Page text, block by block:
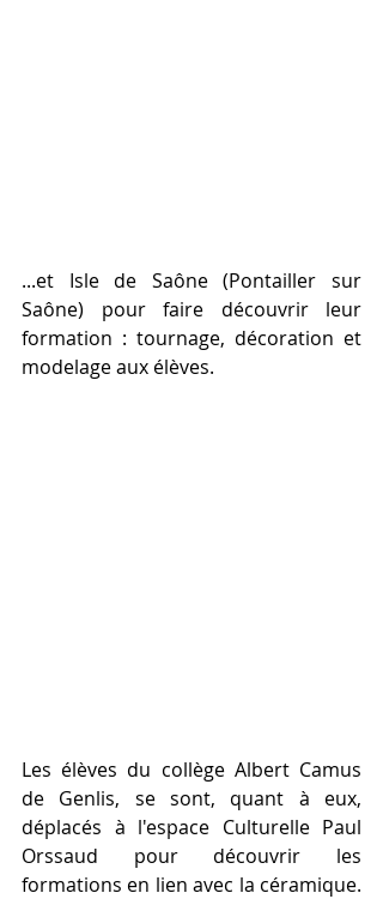
...et Isle de Saône (Pontailler sur
Saône) pour faire découvrir leur
formation : tournage, décoration et
modelage aux élèves.
Les élèves du collège Albert Camus
de Genlis, se sont, quant à eux,
déplacés à l'espace Culturelle Paul
Orssaud pour découvrir les
formations en lien avec la céramique.